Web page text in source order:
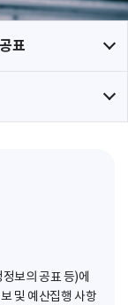
표
보의 공표 등)에
및 예산집행 사항